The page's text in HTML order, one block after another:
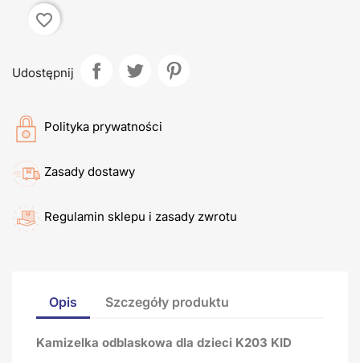
favorite_border
Udostępnij
Polityka prywatności
Zasady dostawy
Regulamin sklepu i zasady zwrotu
Opis Szczegóły produktu
Kamizelka odblaskowa dla dzieci K203 KID